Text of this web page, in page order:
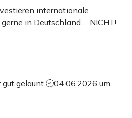
internationale
in Deutschland…. NICHT!
gelaunt
04.06.2026 um